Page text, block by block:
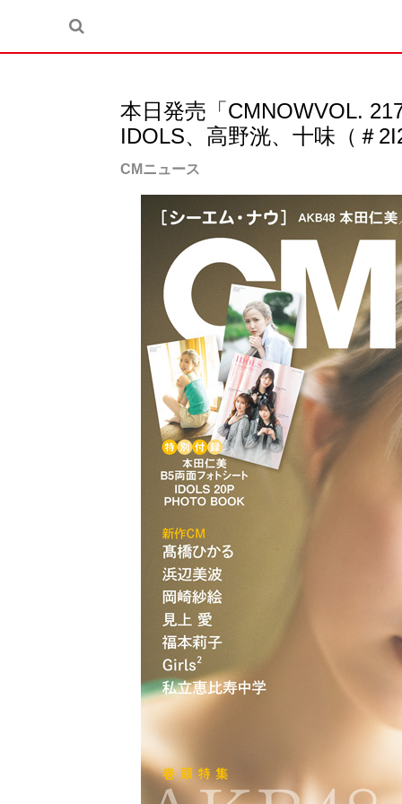
本日発売「CMNOWVOL.
IDOLS、高野洸、十味（＃
CMニュース